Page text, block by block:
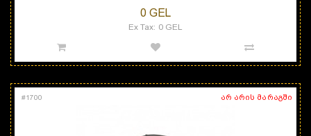
0 GEL
Ex Tax: 0 GEL
არ არის მარაგში
#1700